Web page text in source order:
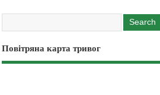
Повітряна карта тривог